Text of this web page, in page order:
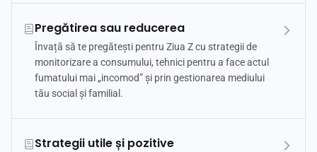
Pregătirea sau reducerea
Învață să te pregătești pentru Ziua Z cu strategii de
monitorizare a consumului, tehnici pentru a face actul
fumatului mai „incomod” și prin gestionarea mediului
tău social și familial.
Strategii utile și pozitive